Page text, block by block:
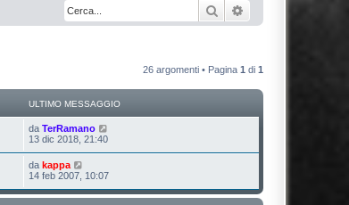
Cerca
26 argomenti • Pagina 1 di 1
ULTIMO MESSAGGIO
da TerRamano
13 dic 2018, 21:40
da kappa
14 feb 2007, 10:07